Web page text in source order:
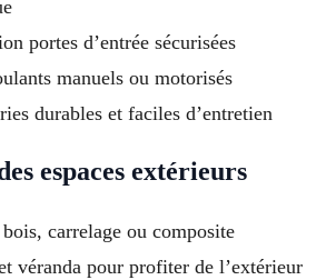
portes d’entrée sécurisées
manuels ou motorisés
durables et faciles d’entretien
espaces extérieurs
bois, carrelage ou composite
véranda pour profiter de l’extérieur